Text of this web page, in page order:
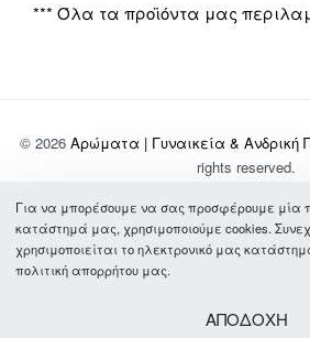
*** Όλα τα προϊόντα μας
© 2026 Αρώματα | Γυναικεία & Ανδρική
rights reserved.
Σχετικά με Εμάς
Τρόποι Πληρωμής &
Συχνές Ερωτήσεις
Πολιτική Απορρήτου
Επικοινωνία
Για να μπορέσουμε να σας προσφέρουμε μία
κατάστημά μας, χρησιμοποιούμε cookies.
χρησιμοποιείται το ηλεκτρονικό μας
πολιτική απορρήτου μας.
ΑΠΟΔΟΧΗ